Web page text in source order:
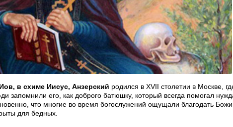
в схиме Иисус, Анзерский родился в XVII столетии в Москве,
запомнили его, как доброго батюшку, который всегда помогал
что многие во время богослужений ощущали благодать
для бедных.